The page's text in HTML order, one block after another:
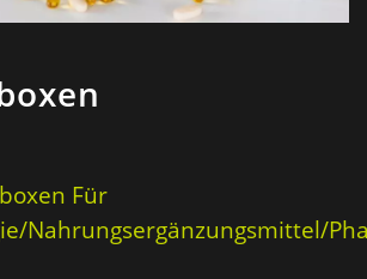
Für
Nahrungsergänzungsmittel/